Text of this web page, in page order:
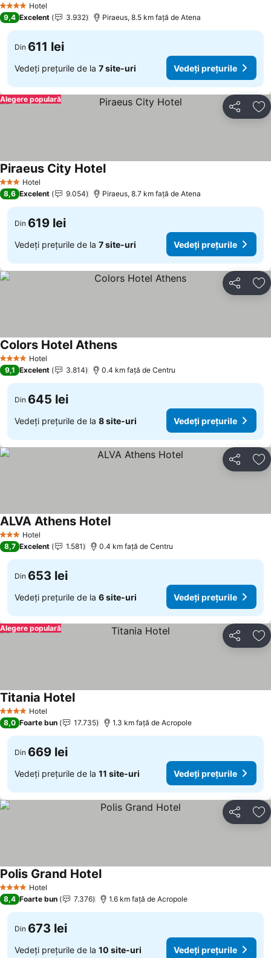
4 Stele Hotel
9,4 Excelent 3.932 Piraeus, 8.5 km faţă de Atena
Din 611 lei
Vedeți prețurile de la 7 site-uri Vedeți prețurile
Distribuiți
Alegere populară
3 SteleHotel
Piraeus City Hotel
8,6 Excelent 9.054 Piraeus, 8.7 km faţă de Atena
Din 619 lei
Vedeți prețurile de la 7 site-uri Vedeți prețurile
Distribuiți
4 Stele Hotel
Colors Hotel Athens
9,1 Excelent 3.814 0.4 km faţă de Centru
Din 645 lei
Vedeți prețurile de la 8 site-uri Vedeți prețurile
Distribuiți
3 SteleHotel
ALVA Athens Hotel
8,7 Excelent 1.581 0.4 km faţă de Centru
Din 653 lei
Vedeți prețurile de la 6 site-uri Vedeți prețurile
Distribuiți
Alegere populară
4 Stele Hotel
Titania Hotel
8,0 Foarte bun 17.735 1.3 km faţă de Acropole
Din 669 lei
Vedeți prețurile de la 11 site-uri Vedeți prețurile
Distribuiți
4 Stele Hotel
Polis Grand Hotel
8,4 Foarte bun 7.376 1.6 km faţă de Acropole
Din 673 lei
Vedeți prețurile de la 10 site-uri Vedeți prețurile